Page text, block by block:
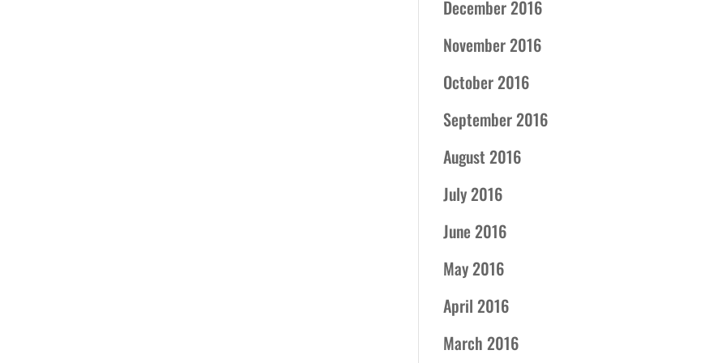
December 2016
November 2016
October 2016
September 2016
August 2016
July 2016
June 2016
May 2016
April 2016
March 2016